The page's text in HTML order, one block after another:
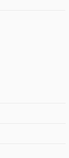
Фарватеры